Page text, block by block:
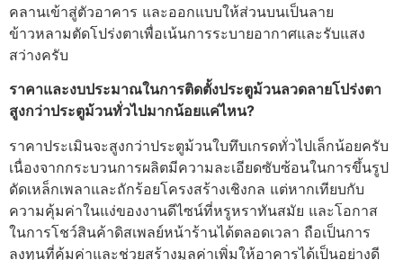
คลานเข้าสู่ตัวอาคาร และออกแบบให้ส่วนบนเป็นลาย
ข้าวหลามตัดโปร่งตาเพื่อเน้นการระบายอากาศและรับแสง
สว่างครับ
ราคาและงบประมาณในการติดตั้งประตูม้วนลวดลายโปร่งตา
สูงกว่าประตูม้วนทั่วไปมากน้อยแค่ไหน?
ราคาประเมินจะสูงกว่าประตูม้วนใบทึบเกรดทั่วไปเล็กน้อยครับ
เนื่องจากกระบวนการผลิตมีความละเอียดซับซ้อนในการขึ้นรูป
ดัดเหล็กเพลาและถักร้อยโครงสร้างเชิงกล แต่หากเทียบกับ
ความคุ้มค่าในแง่ของงานดีไซน์ที่หรูหราทันสมัย และโอกาส
ในการโชว์สินค้าดิสเพลย์หน้าร้านได้ตลอดเวลา ถือเป็นการ
ลงทุนที่คุ้มค่าและช่วยสร้างมูลค่าเพิ่มให้อาคารได้เป็นอย่างดี